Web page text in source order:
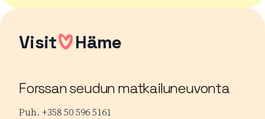
Visit Häme
Forssan seudun matkailuneuvonta
Puh. +358 50 596 5161